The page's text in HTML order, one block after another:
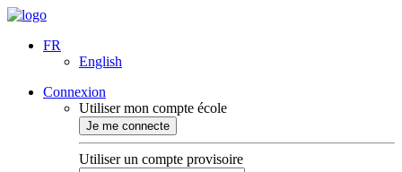
FR
English
Connexion
Utiliser mon compte école
Je me connecte
Utiliser un compte provisoire